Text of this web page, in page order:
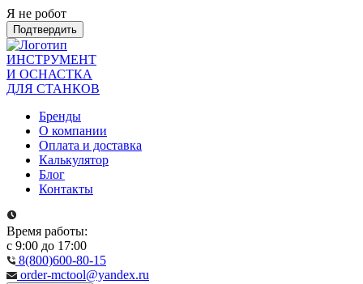
Я не робот
Подтвердить
ИНСТРУМЕНТ
И ОСНАСТКА
ДЛЯ СТАНКОВ
Бренды
О компании
Оплата и доставка
Калькулятор
Блог
Контакты
Время работы:
с 9:00 до 17:00
8(800)600-80-15
order-mctool@yandex.ru